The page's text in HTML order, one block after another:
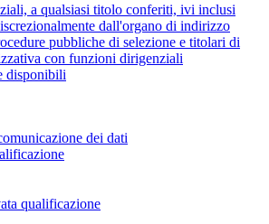
a qualsiasi titolo conferiti, ivi inclusi
dall'organo di indirizzo
pubbliche di selezione e titolari di
con funzioni dirigenziali
disponibili
dei dati
qualificazione